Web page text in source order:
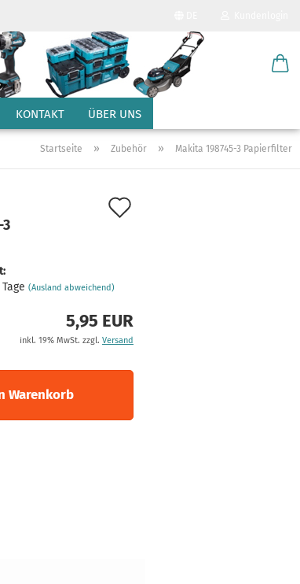
Sprache auswählen
Lieferland
Passwort
KONTAKT ÜBER UNS
Startseite » Zubehör » Makita 198745-3 Papierfilter
Tage(Ausland abweichend)
5,95 EUR
inkl. 19% MwSt. zzgl. Versand
Warenkorb